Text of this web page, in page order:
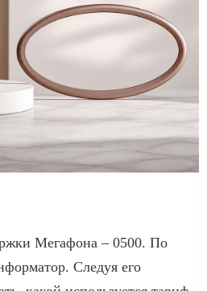
Мегафона – 0500. По
Следуя его